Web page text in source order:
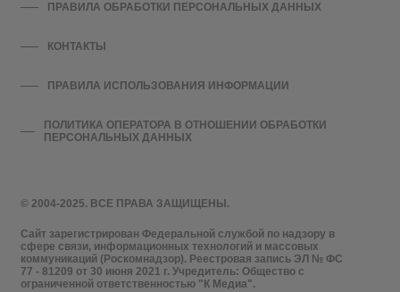
© 2004-2025. ВСЕ ПРАВА ЗАЩИЩЕНЫ.
Сайт зарегистрирован Федеральной службой по надзору в
сфере связи, информационных технологий и массовых
коммуникаций (Роскомнадзор). Реестровая запись ЭЛ № ФС
77 - 81209 от 30 июня 2021 г. Учредитель: Общество с
ограниченной ответственностью "К Медиа".
ПРАВИЛА ОБРАБОТКИ ПЕРСОНАЛЬНЫХ ДАННЫХ
КОНТАКТЫ
ПРАВИЛА ИСПОЛЬЗОВАНИЯ ИНФОРМАЦИИ
ПОЛИТИКА ОПЕРАТОРА В ОТНОШЕНИИ ОБРАБОТКИ
ПЕРСОНАЛЬНЫХ ДАННЫХ